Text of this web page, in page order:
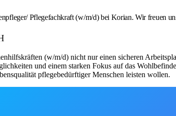
Pflegefachkraft (w/m/d) bei Korian. Wir freuen
(w/m/d) nicht nur einen sicheren
und einem starken Fokus auf das
pflegebedürftiger Menschen leisten wollen.